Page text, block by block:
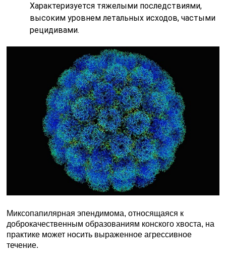
Характеризуется тяжелыми последствиями,
высоким уровнем летальных исходов, частыми
рецидивами.
Миксопапилярная эпендимома, относящаяся к
доброкачественным образованиям конского хвоста, на
практике может носить выраженное агрессивное
течение.